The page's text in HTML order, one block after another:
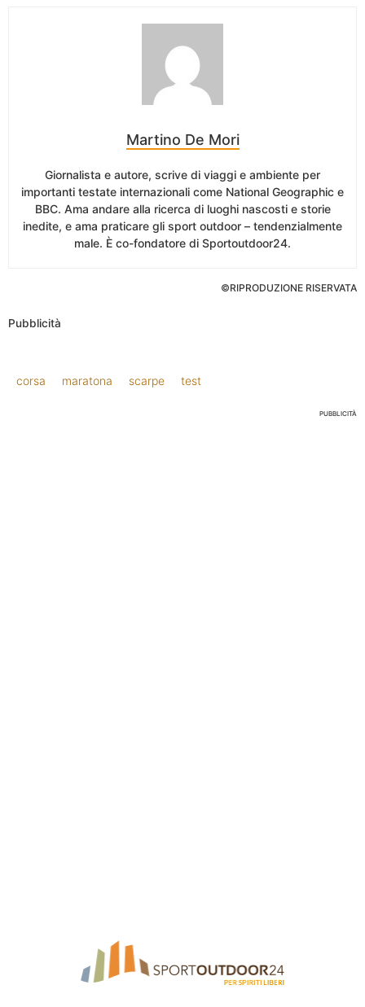
Martino De Mori
Giornalista e autore, scrive di viaggi e ambiente per
importanti testate internazionali come National Geographic e
BBC. Ama andare alla ricerca di luoghi nascosti e storie
inedite, e ama praticare gli sport outdoor – tendenzialmente
male. È co-fondatore di Sportoutdoor24.
©RIPRODUZIONE RISERVATA
Pubblicità
corsa maratona scarpe test
PUBBLICITÀ